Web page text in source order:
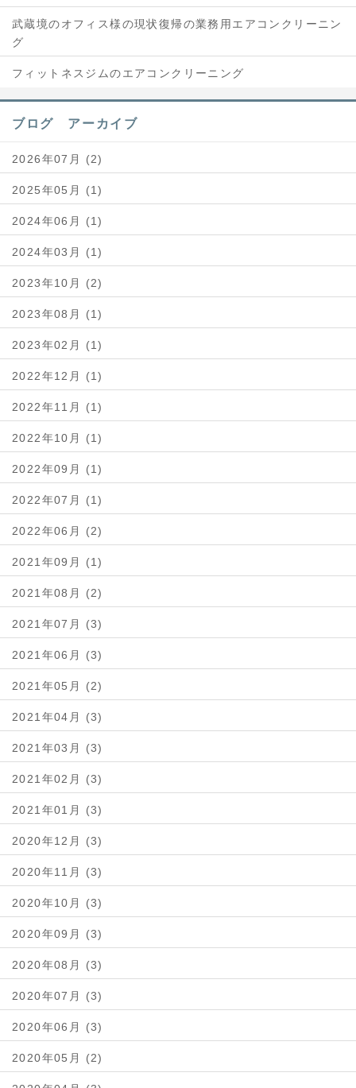
武蔵境のオフィス様の現状復帰の業務用エアコンクリーニン
グ
フィットネスジムのエアコンクリーニング
ブログ アーカイブ
2026年07月 (2)
2025年05月 (1)
2024年06月 (1)
2024年03月 (1)
2023年10月 (2)
2023年08月 (1)
2023年02月 (1)
2022年12月 (1)
2022年11月 (1)
2022年10月 (1)
2022年09月 (1)
2022年07月 (1)
2022年06月 (2)
2021年09月 (1)
2021年08月 (2)
2021年07月 (3)
2021年06月 (3)
2021年05月 (2)
2021年04月 (3)
2021年03月 (3)
2021年02月 (3)
2021年01月 (3)
2020年12月 (3)
2020年11月 (3)
2020年10月 (3)
2020年09月 (3)
2020年08月 (3)
2020年07月 (3)
2020年06月 (3)
2020年05月 (2)